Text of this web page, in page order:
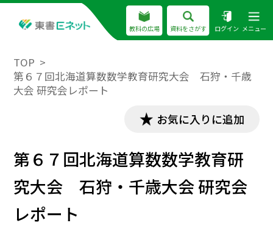
教科の広場 資料をさがす ログイン メニュー
TOP
第６７回北海道算数数学教育研究大会 石狩・千歳
大会 研究会レポート
お気に入りに追加
第６７回北海道算数数学教育研
究大会 石狩・千歳大会 研究会
レポート